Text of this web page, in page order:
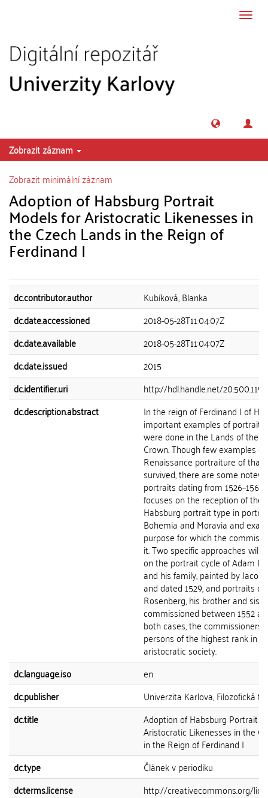
Zobrazit záznam
Zobrazit minimální záznam
Adoption of Habsburg Portrait
Models for Aristocratic Likenesses in
the Czech Lands in the Reign of
Ferdinand I
dc.contributor.author
Kubíková, Blanka
dc.date.accessioned
2018-05-28T11:04:07Z
dc.date.available
2018-05-28T11:04:07Z
dc.date.issued
2015
dc.identifier.uri
http://hdl.handle.net/
dc.description.abstract
In the reign of Ferdinand I of
important examples of portrait
were done in the Lands of the
Crown. Though few examples of
Renaissance portraiture of that
survived, there are some
portraits dating from
focuses on the reception of the
Habsburg portrait type in
Bohemia and Moravia and
purpose for which the
it. Two specific approaches will
on the portrait cycle of Adam I
and his family, painted by Jacob
and dated 1529, and portraits
Rosenberg, his brother and
commissioned between 1552
both cases, the commissioners
persons of the highest rank in
aristocratic society.
dc.language.iso
en
dc.publisher
Univerzita Karlova, Filozofická
dc.title
Adoption of Habsburg Portrait
Aristocratic Likenesses in the
in the Reign of Ferdinand I
dc.type
Článek v periodiku
dcterms.license
http://creativecommons.org/